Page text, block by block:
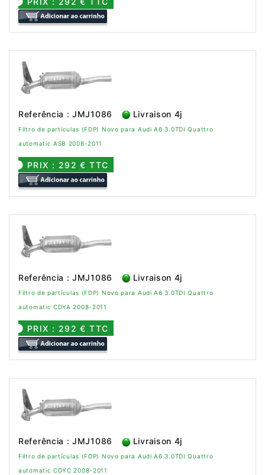
Referência : JMJ1086 Livraison 4j
Filtro de partículas (FDP) Novo para Audi A6 3.0TDI Quattro
automatic ASB 2008-2011
PRIX : 292 € TTC
Referência : JMJ1086 Livraison 4j
Filtro de partículas (FDP) Novo para Audi A6 3.0TDI Quattro
automatic CDYA 2008-2011
PRIX : 292 € TTC
Referência : JMJ1086 Livraison 4j
Filtro de partículas (FDP) Novo para Audi A6 3.0TDI Quattro
automatic CDYC 2008-2011